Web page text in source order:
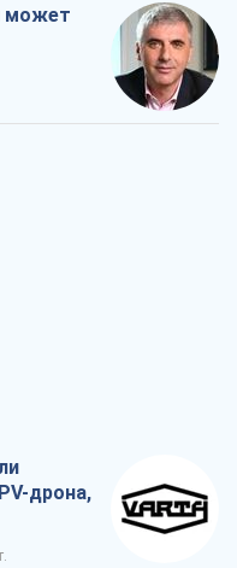
может
дрона,